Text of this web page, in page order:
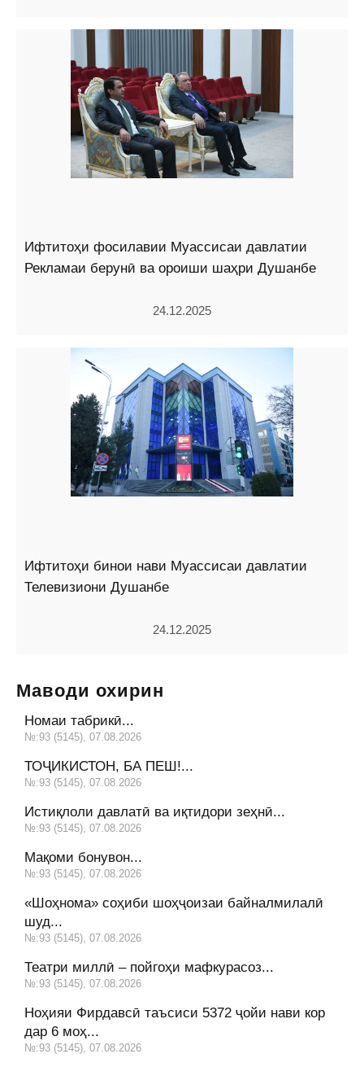
Ифтитоҳи фосилавии Муассисаи давлатии
Рекламаи берунӣ ва ороиши шаҳри Душанбе
24.12.2025
Ифтитоҳи бинои нави Муассисаи давлатии
Телевизиони Душанбе
24.12.2025
Маводи охирин
Номаи табрикӣ...
№:93 (5145), 07.08.2026
ТОҶИКИСТОН, БА ПЕШ!...
№:93 (5145), 07.08.2026
Истиқлоли давлатӣ ва иқтидори зеҳнӣ...
№:93 (5145), 07.08.2026
Мақоми бонувон...
№:93 (5145), 07.08.2026
«Шоҳнома» соҳиби шоҳҷоизаи байналмилалӣ
шуд...
№:93 (5145), 07.08.2026
Театри миллӣ – пойгоҳи мафкурасоз...
№:93 (5145), 07.08.2026
Ноҳияи Фирдавсӣ таъсиси 5372 ҷойи нави кор
дар 6 моҳ...
№:93 (5145), 07.08.2026